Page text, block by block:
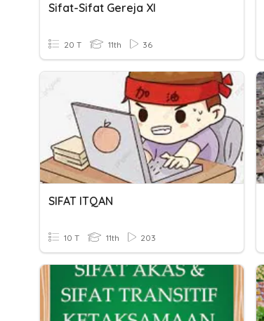
Sifat-Sifat Gereja XI
20 T 11th 36
SIFAT ITQAN
10 T 11th 203